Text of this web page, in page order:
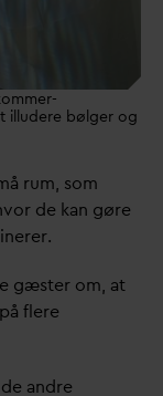
illudere bølger og
rum, som
de kan gøre
gæster om, at
flere
andre